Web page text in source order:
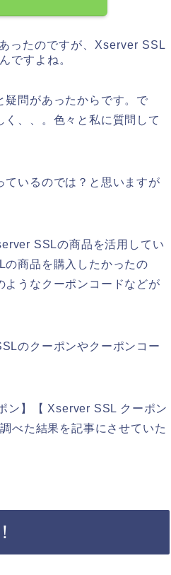
ったのですが、Xserver SSL
ですよね。
問があったからです。で
、、。色々と私に質問して
いるのでは？と思いますが
SSLの商品を活用してい
の商品を購入したかったの
うなクーポンコードなどが
のクーポンやクーポンコー
ン】【 Xserver SSL クーポン
べた結果を記事にさせていた